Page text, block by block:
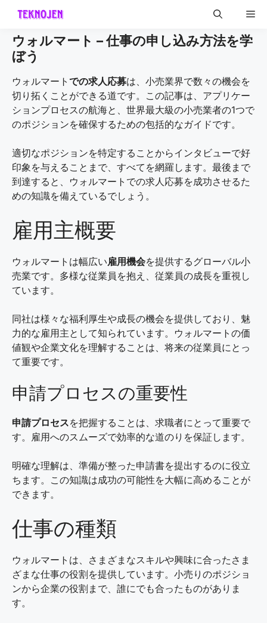
Skip
content
ウォルマート – 仕事の申し込み方法を学
ぼう
ウォルマート での求人応募は、小売業界で数々の機会を
切り拓くことができる道です。この記事は、アプリケー
ションプロセスの航海と、世界最大級の小売業者の1つで
のポジションを確保するための包括的なガイドです。
適切なポジションを特定することからインタビューで好
印象を与えることまで、すべてを網羅します。最後まで
到達すると、ウォルマートでの求人応募を成功させるた
めの知識を備えているでしょう。
雇用主概要
ウォルマートは幅広い雇用機会を提供するグローバル小
売業です。多様な従業員を抱え、従業員の成長を重視し
ています。
同社は様々な福利厚生や成長の機会を提供しており、魅
力的な雇用主として知られています。ウォルマートの価
値観や企業文化を理解することは、将来の従業員にとっ
て重要です。
申請プロセスの重要性
申請プロセスを把握することは、求職者にとって重要で
す。雇用へのスムーズで効率的な道のりを保証します。
明確な理解は、準備が整った申請書を提出するのに役立
ちます。この知識は成功の可能性を大幅に高めることが
できます。
仕事の種類
ウォルマートは、さまざまなスキルや興味に合ったさま
ざまな仕事の役割を提供しています。小売りのポジショ
ンから企業の役割まで、誰にでも合ったものがありま
す。